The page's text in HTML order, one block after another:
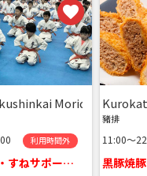
Moridojo
利用時間外
道着、拳・すねサポーターをプレゼント
豬排
11:00〜
黒豚焼